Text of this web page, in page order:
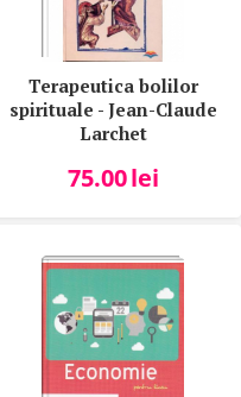
Terapeutica bolilor
spirituale - Jean-Claude
Larchet
75.00lei